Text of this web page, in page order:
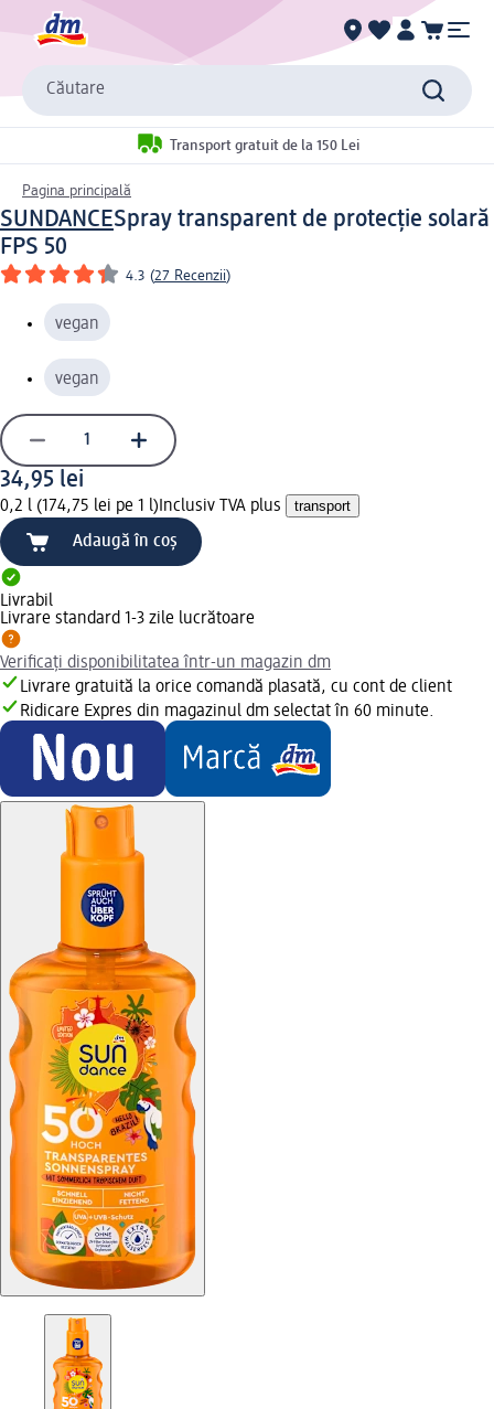
Căutare
Transport gratuit de la 150 Lei
Pagina principală
SUNDANCESpray transparent de protecție solară
FPS 50
4.3 (27 Recenzii)
vegan
vegan
34,95 lei
0,2 l (174,75 lei pe 1 l) Inclusiv TVA plus transport
Adaugă în coș
Livrabil
Livrare standard 1-3 zile lucrătoare
Verificați disponibilitatea într-un magazin dm
Livrare gratuită la orice comandă plasată, cu cont de client
Ridicare Expres din magazinul dm selectat în 60 minute.